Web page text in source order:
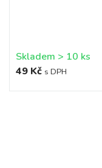
Skladem > 10 ks
49 Kč s DPH